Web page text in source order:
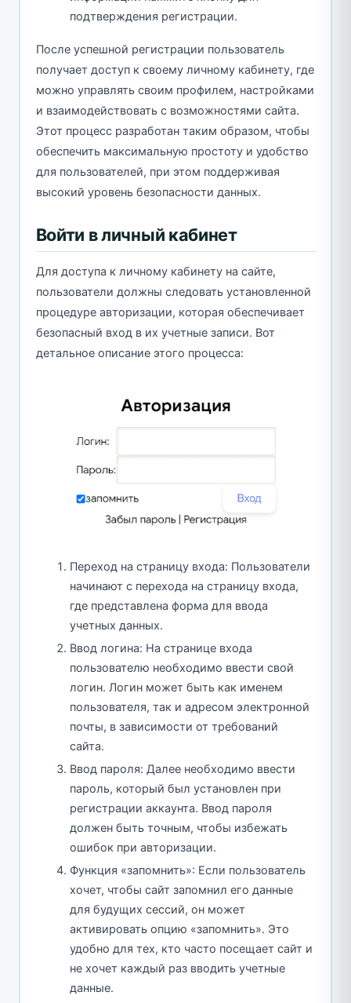
подтверждения регистрации.
После успешной регистрации пользователь
получает доступ к своему личному кабинету, где
можно управлять своим профилем, настройками
и взаимодействовать с возможностями сайта.
Этот процесс разработан таким образом, чтобы
обеспечить максимальную простоту и удобство
для пользователей, при этом поддерживая
высокий уровень безопасности данных.
Войти в личный кабинет
Для доступа к личному кабинету на сайте,
пользователи должны следовать установленной
процедуре авторизации, которая обеспечивает
безопасный вход в их учетные записи. Вот
детальное описание этого процесса:
Переход на страницу входа: Пользователи
начинают с перехода на страницу входа,
где представлена форма для ввода
учетных данных.
Ввод логина: На странице входа
пользователю необходимо ввести свой
логин. Логин может быть как именем
пользователя, так и адресом электронной
почты, в зависимости от требований
сайта.
Ввод пароля: Далее необходимо ввести
пароль, который был установлен при
регистрации аккаунта. Ввод пароля
должен быть точным, чтобы избежать
ошибок при авторизации.
Функция «запомнить»: Если пользователь
хочет, чтобы сайт запомнил его данные
для будущих сессий, он может
активировать опцию «запомнить». Это
удобно для тех, кто часто посещает сайт и
не хочет каждый раз вводить учетные
данные.